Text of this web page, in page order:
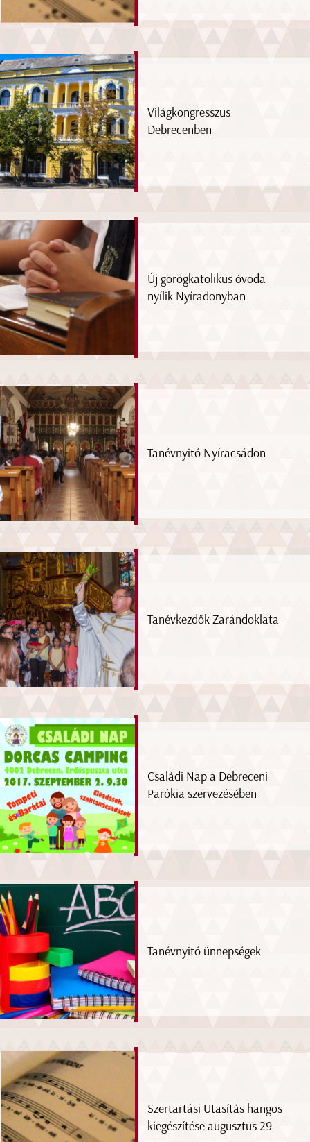
Világkongresszus
Debrecenben
Új görögkatolikus óvoda
nyílik Nyíradonyban
Tanévnyitó Nyíracsádon
Tanévkezdők Zarándoklata
Családi Nap a Debreceni
Parókia szervezésében
Tanévnyitó ünnepségek
Szertartási Utasítás hangos
kiegészítése augusztus 29.